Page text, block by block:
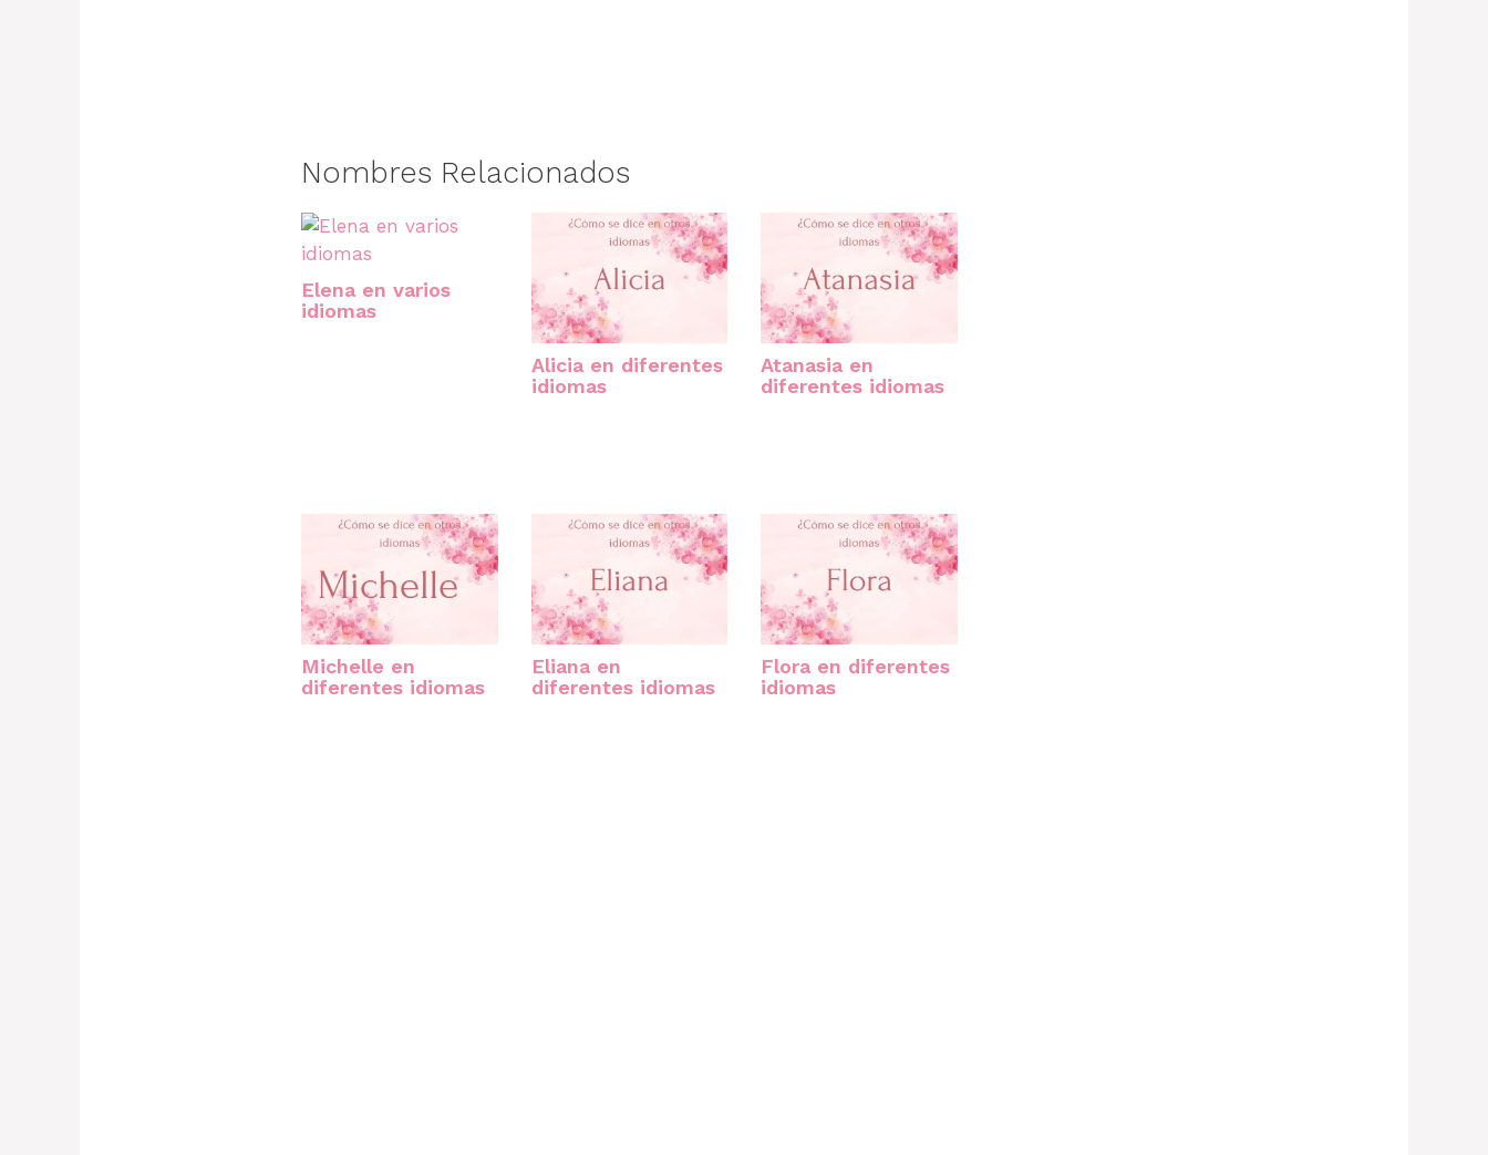
Nombres Relacionados
Elena en varios
idiomas
Alicia en diferentes
idiomas
Atanasia en
diferentes idiomas
Michelle en
diferentes idiomas
Eliana en
diferentes idiomas
Flora en diferentes
idiomas